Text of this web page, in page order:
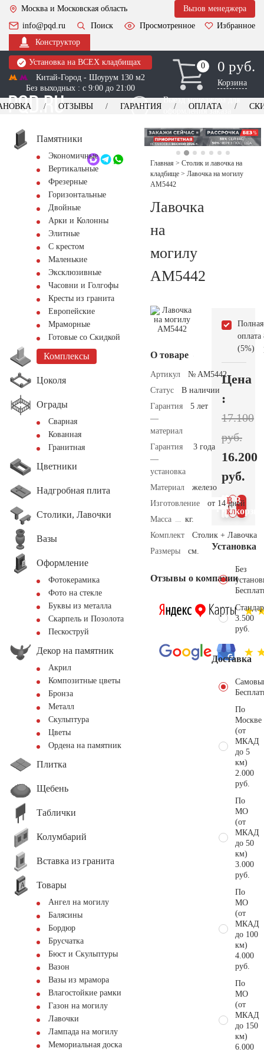
Москва и Московская область
Вызов менеджера
info@pqd.ru
Поиск Просмотренное
Избранное
Конструктор
Установка на ВСЕХ кладбищах
Китай-Город - Шоурум 130 м2
Без выходных : с 9:00 до 21:00
0
0 0 руб.
Корзина
Выезд менеджера для
оформления заказа
+7 (495) 518-44-23
Обратный звонок
ОТЗЫВЫ ГАРАНТИЯ ОПЛАТА
Памятники
Экономичные
Вертикальные
Фрезерные
Горизонтальные
Двойные
Арки и Колонны
Элитные
С крестом
Маленькие
Эксклюзивные
Часовни и Голгофы
Кресты из гранита
Европейские
Мраморные
Готовые со Скидкой
Комплексы
Цоколя
Ограды
Сварная
Кованная
Гранитная
Цветники
Надгробная плита
Столики, Лавочки
Вазы
Оформление
Фотокерамика
Фото на стекле
Буквы из металла
Скарпель и Позолота
Пескоструй
Декор на памятник
Акрил
Композитные цветы
Бронза
Металл
Скульптура
Цветы
Ордена на памятник
Плитка
Щебень
Таблички
Колумбарий
Вставка из гранита
Товары
Ангел на могилу
Балясины
Бордюр
Брусчатка
Бюст и Скульптуры
Вазон
Вазы из мрамора
Влагостойкие рамки
Газон на могилу
Лавочки
Лампада на могилу
Мемориальная доска
Главная > Столик и лавочка на
кладбище > Лавочка на могилу
AM5442
Лавочка
на
могилу
AM5442
О товаре
Артикул
№ AM5442
Статус
В наличии
Гарантия
—
материал
5 лет
Гарантия
—
установка
3 года
Материал
железо
Изготовление
от 14 дней
Масса
кг.
Комплект
Столик + Лавочка
Размеры
см.
Отзывы о компании
Полная
оплата
(5%)
Цена
:
17.100
руб.
16.200
руб.
В
В 1
клик
Установка
Без
3.500
руб.
Доставка
По
Москве
(от
МКАД
до 5
км)
2.000
руб.
По
МО
(от
МКАД
до 50
км)
3.000
руб.
По
МО
(от
МКАД
до 100
км)
4.000
руб.
По
МО
(от
МКАД
до 150
км)
6.000